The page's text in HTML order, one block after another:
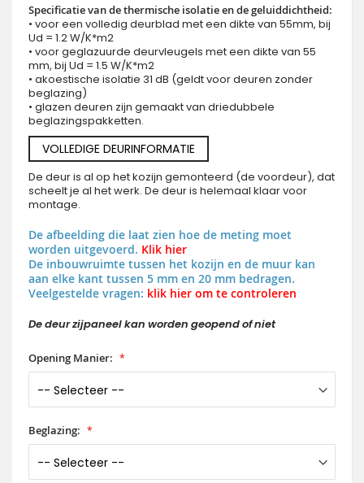
Specificatie van de thermische isolatie en de geluiddichtheid:
• voor een volledig deurblad met een dikte van 55mm, bij
Ud = 1.2 W/K*m2
• voor geglazuurde deurvleugels met een dikte van 55
mm, bij Ud = 1.5 W/K*m2
• akoestische isolatie 31 dB (geldt voor deuren zonder
beglazing)
• glazen deuren zijn gemaakt van driedubbele
beglazingspakketten.
VOLLEDIGE DEURINFORMATIE
De deur is al op het kozijn gemonteerd (de voordeur), dat
scheelt je al het werk. De deur is helemaal klaar voor
montage.
De afbeelding die laat zien hoe de meting moet
worden uitgevoerd. Klik hier
De inbouwruimte tussen het kozijn en de muur kan
aan elke kant tussen 5 mm en 20 mm bedragen.
Veelgestelde vragen: klik hier om te controleren
De deur zijpaneel kan worden geopend of niet
Opening Manier:
Beglazing: